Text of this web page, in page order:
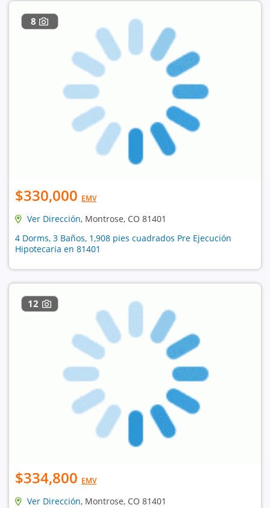
8
$330,000 EMV
Ver Dirección, Montrose, CO 81401
4 Dorms, 3 Baños, 1,908 pies cuadrados Pre Ejecución
Hipotecaria en 81401
12
$334,800 EMV
Ver Dirección, Montrose, CO 81401